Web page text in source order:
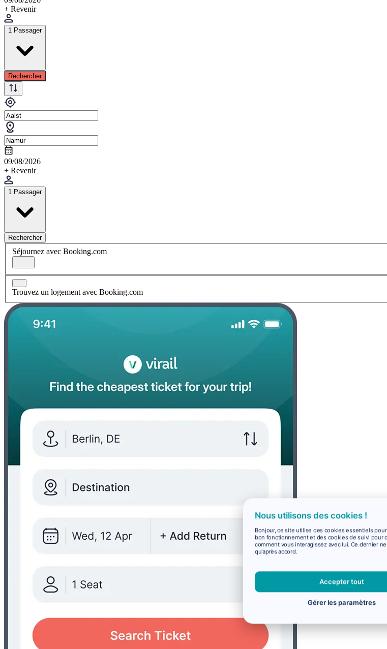
+ Revenir
1 Passager
Rechercher
09/08/2026
+ Revenir
1 Passager
Rechercher
Séjournez avec Booking.com
Trouvez un logement avec Booking.com
Nous utilisons des cookies !
Bonjour, ce site utilise des cookies essentiels
bon fonctionnement et des cookies de suivi pour
comment vous interagissez avec lui. Ce dernier
qu'après accord.
Accepter tout
Gérer les paramètres